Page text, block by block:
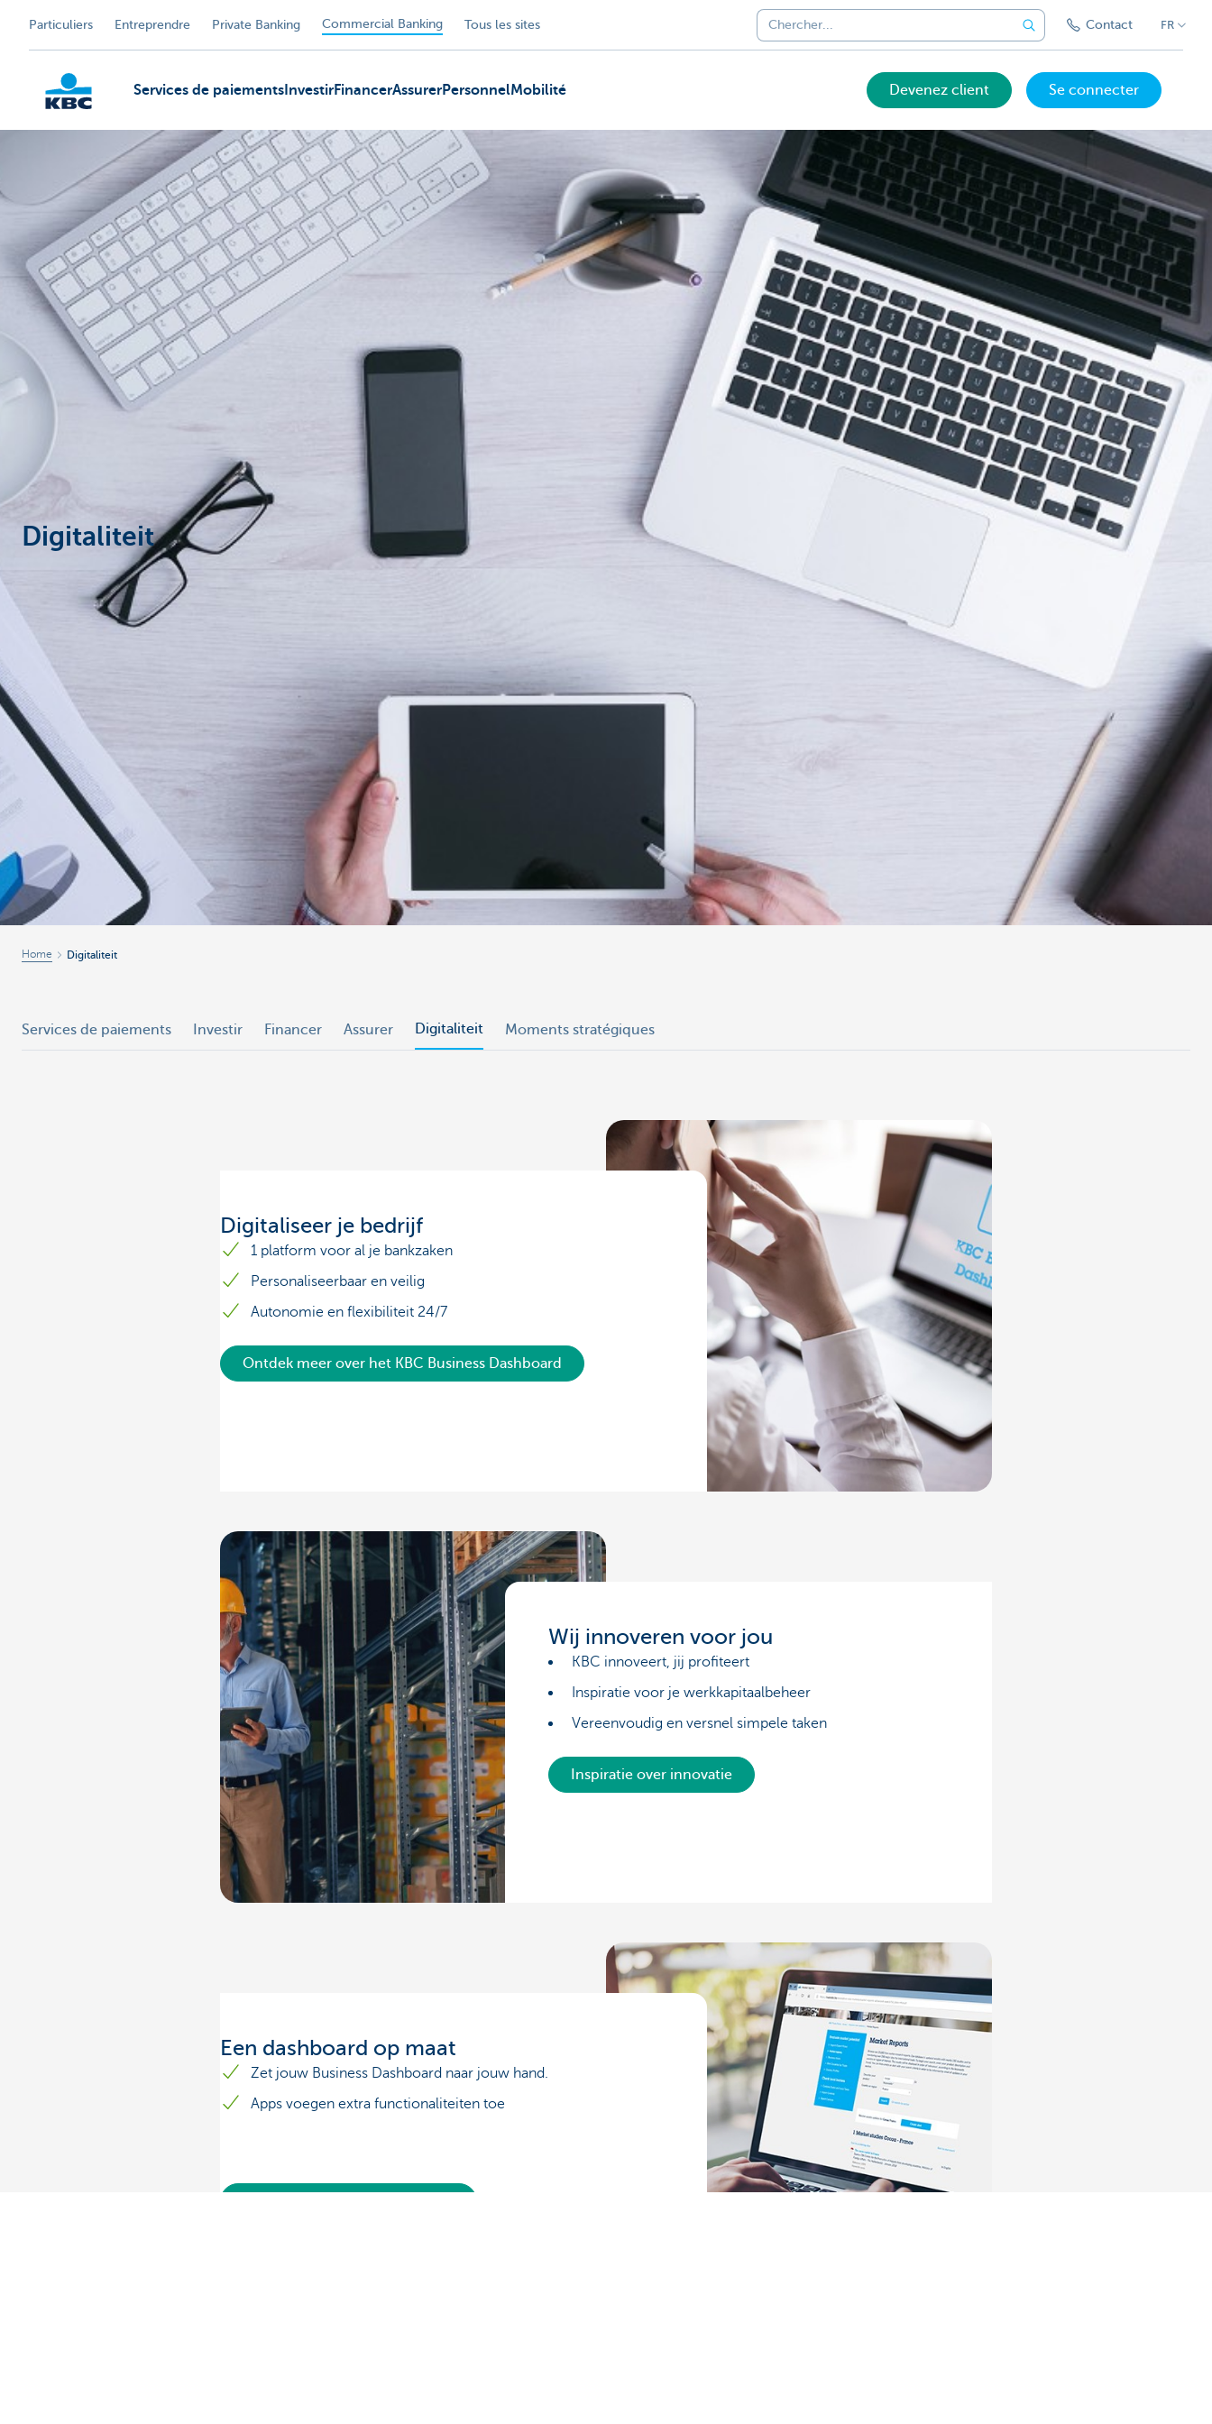
Particuliers Entreprendre Private Banking Commercial Banking Tous les sites Contact FR
KBC
Corporate
Services de paiements InvestirFinancerAssurerPersonnelMobilité Devenez client Se connecter
Digitaliteit
Home Digitaliteit
Services de paiements Investir Financer Assurer Digitaliteit Moments stratégiques
Digitaliseer je bedrijf
1 platform voor al je bankzaken
Personaliseerbaar en veilig
Autonomie en flexibiliteit 24/7
Ontdek meer over het KBC Business Dashboard
Wij innoveren voor jou
KBC innoveert, jij profiteert
Inspiratie voor je werkkapitaalbeheer
Vereenvoudig en versnel simpele taken
Inspiratie over innovatie
Een dashboard op maat
Zet jouw Business Dashboard naar jouw hand.
Apps voegen extra functionaliteiten toe